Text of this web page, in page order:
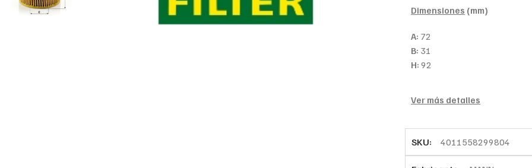
Dimensiones (mm)
A: 72
B: 31
H: 92
Ver más detalles
SKU: 4011558299804